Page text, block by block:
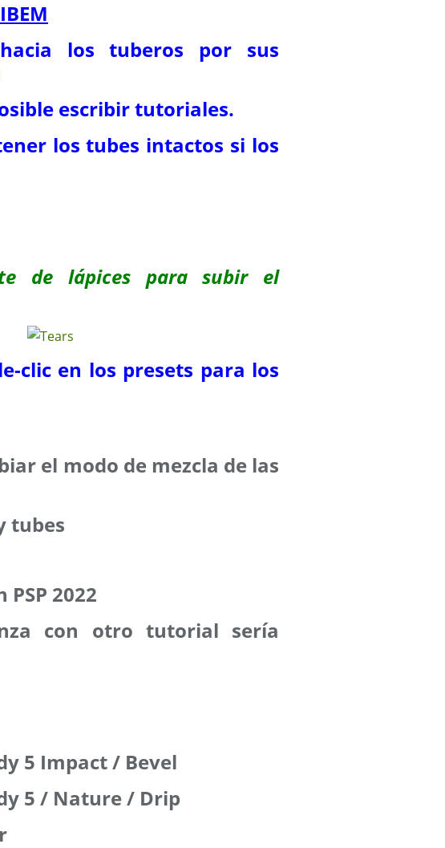
los tuberos por sus
escribir tutoriales.
los tubes intactos si los
de lápices para subir el
clic en los presets para los
el modo de mezcla de las
tubes
2022
con otro tutorial sería
5 Impact / Bevel
5 / Nature / Drip